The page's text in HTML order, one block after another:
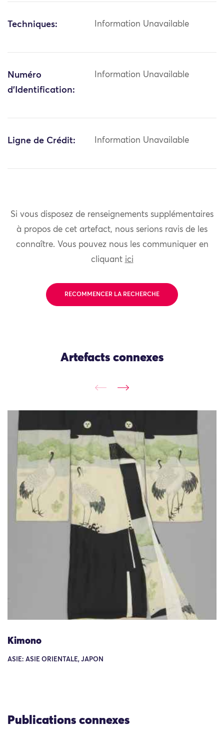
Techniques: Information Unavailable
Numéro
d'Identification:
Information Unavailable
Ligne de Crédit: Information Unavailable
Si vous disposez de renseignements supplémentaires
à propos de cet artefact, nous serions ravis de les
connaître. Vous pouvez nous les communiquer en
cliquant ici
RECOMMENCER LA RECHERCHE
Artefacts connexes
Kimono
ASIE: ASIE ORIENTALE, JAPON
Publications connexes